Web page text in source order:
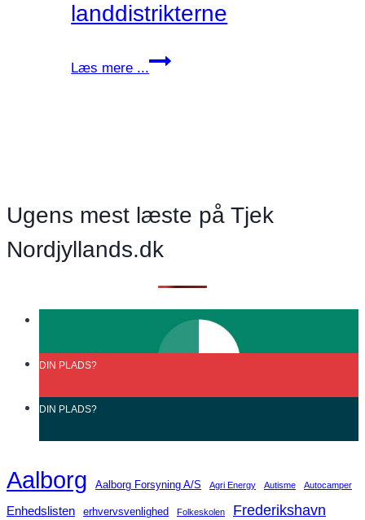
landdistrikterne
Læs mere ...
Morten
landdistrikterne
Ugens mest læste på Tjek
Nordjyllands.dk
DIN PLADS?
DIN PLADS?
Aalborg Aalborg Forsyning A/S Agri Energy Autisme Autocamper
Enhedslisten erhvervsvenlighed Folkeskolen Frederikshavn